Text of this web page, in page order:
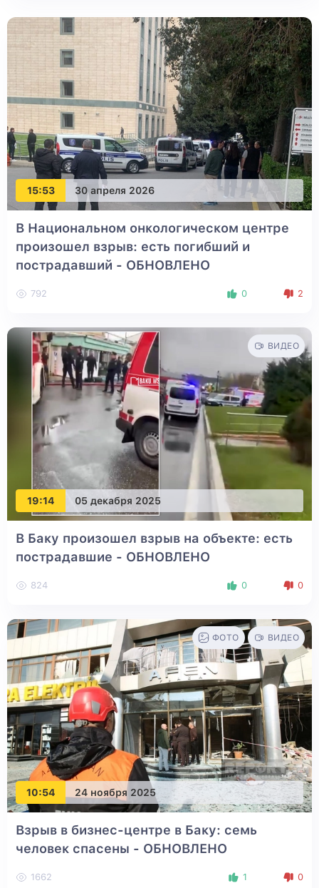
15:53 30 апреля 2026
В Национальном онкологическом центре
произошел взрыв: есть погибший и
пострадавший - ОБНОВЛЕНО
792 0 2
19:14 05 декабря 2025
ВИДЕО
В Баку произошел взрыв на объекте: есть
пострадавшие - ОБНОВЛЕНО
824 0 0
10:54 24 ноября 2025
ФОТО ВИДЕО
Взрыв в бизнес-центре в Баку: семь
человек спасены - ОБНОВЛЕНО
1662 1 0